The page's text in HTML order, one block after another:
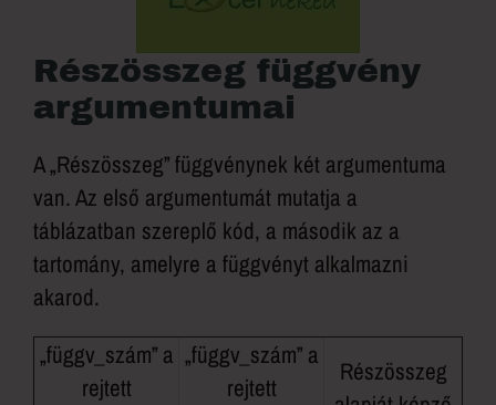
Részösszeg függvény
argumentumai
A „Részösszeg” függvénynek két argumentuma
van. Az első argumentumát mutatja a
táblázatban szereplő kód, a második az a
tartomány, amelyre a függvényt alkalmazni
akarod.
„függv_szám” a
rejtett
„függv_szám” a
rejtett
Részösszeg